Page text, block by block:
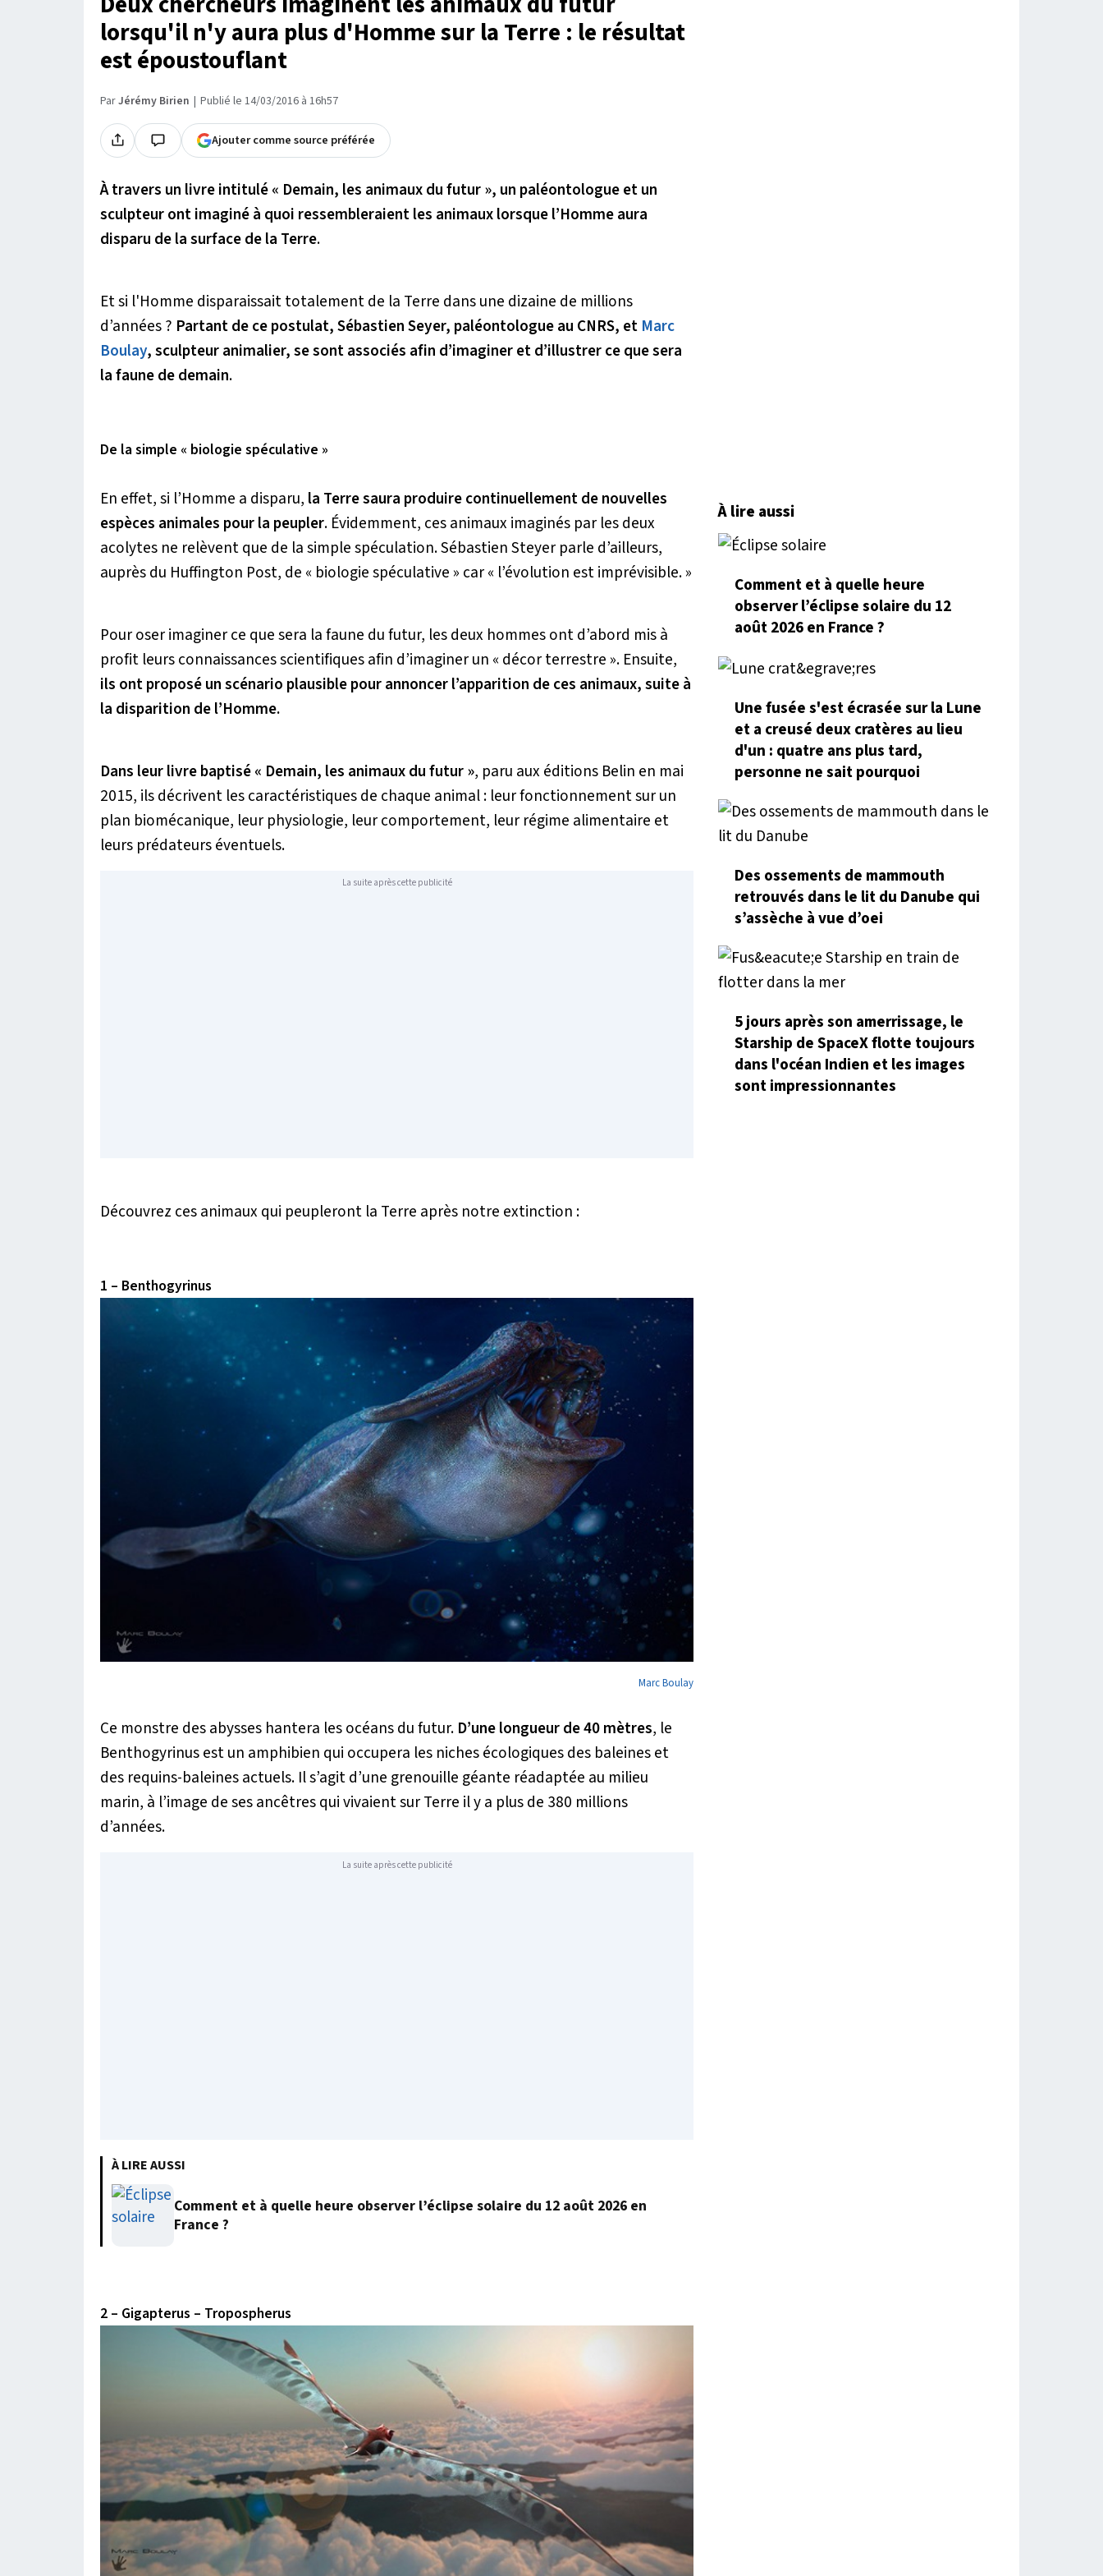
lorsqu'il n'y aura plus d'Homme sur la Terre : le résultat
est époustouflant
ParJérémy Birien Publié le 14/03/2016 à 16h57
Ajouter comme source préférée
À travers un livre intitulé « Demain, les animaux du futur », un paléontologue et un
sculpteur ont imaginé à quoi ressembleraient les animaux lorsque l’Homme aura
disparu de la surface de la Terre.
Et si l'Homme disparaissait totalement de la Terre dans une dizaine de millions
d’années ? Partant de ce postulat, Sébastien Seyer, paléontologue au CNRS, et Marc
Boulay, sculpteur animalier, se sont associés afin d’imaginer et d’illustrer ce que sera
la faune de demain.
De la simple « biologie spéculative »
En effet, si l’Homme a disparu, la Terre saura produire continuellement de nouvelles
espèces animales pour la peupler. Évidemment, ces animaux imaginés par les deux
acolytes ne relèvent que de la simple spéculation. Sébastien Steyer parle d’ailleurs,
auprès du Huffington Post, de « biologie spéculative » car« l’évolution est imprévisible. »
Pour oser imaginer ce que sera la faune du futur, les deux hommes ont d’abord mis à
profit leurs connaissances scientifiques afin d’imaginer un « décor terrestre ». Ensuite,
ils ont proposé un scénario plausible pour annoncer l’apparition de ces animaux, suite à
la disparition de l’Homme.
Dans leur livre baptisé « Demain, les animaux du futur », paru aux éditions Belin en mai
2015, ils décrivent les caractéristiques de chaque animal : leur fonctionnement sur un
plan biomécanique, leur physiologie, leur comportement, leur régime alimentaire et
leurs prédateurs éventuels.
La suite après cette publicité
Découvrez ces animaux qui peupleront la Terre après notre extinction :
1 – Benthogyrinus
Marc Boulay
Ce monstre des abysses hantera les océans du futur. D’une longueur de 40 mètres, le
Benthogyrinus est un amphibien qui occupera les niches écologiques des baleines et
des requins-baleines actuels. Il s’agit d’une grenouille géante réadaptée au milieu
marin, à l’image de ses ancêtres qui vivaient sur Terre il y a plus de 380 millions
d’années.
La suite après cette publicité
À LIRE AUSSI
Comment et à quelle heure observer l’éclipse solaire du 12 août 2026 en
France ?
2 – Gigapterus – Tropospherus
À lire aussi
Comment et à quelle heure
observer l’éclipse solaire du 12
août 2026 en France ?
Une fusée s'est écrasée sur la Lune
et a creusé deux cratères au lieu
d'un : quatre ans plus tard,
personne ne sait pourquoi
Des ossements de mammouth
retrouvés dans le lit du Danube qui
s’assèche à vue d’oei
5 jours après son amerrissage, le
Starship de SpaceX flotte toujours
dans l'océan Indien et les images
sont impressionnantes